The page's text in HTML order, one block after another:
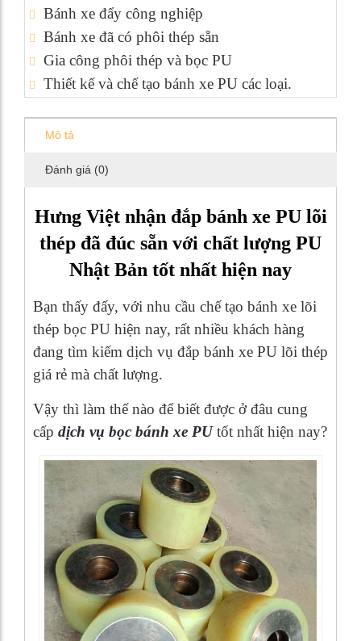
Bánh xe đẩy công nghiệp
Bánh xe đã có phôi thép sẵn
Gia công phôi thép và bọc PU
Thiết kế và chế tạo bánh xe PU các loại.
Mô tả
Đánh giá (0)
Hưng Việt nhận đắp bánh xe PU lõi
thép đã đúc sẵn với chất lượng PU
Nhật Bản tốt nhất hiện nay
Bạn thấy đấy, với nhu cầu chế tạo bánh xe lõi
thép bọc PU hiện nay, rất nhiều khách hàng
đang tìm kiếm dịch vụ đắp bánh xe PU lõi thép
giá rẻ mà chất lượng.
Vậy thì làm thế nào để biết được ở đâu cung
cấp dịch vụ bọc bánh xe PUtốt nhất hiện nay?